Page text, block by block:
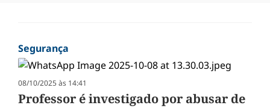
Segurança
08/10/2025 às 14:41
Professor é investigado por abusar de